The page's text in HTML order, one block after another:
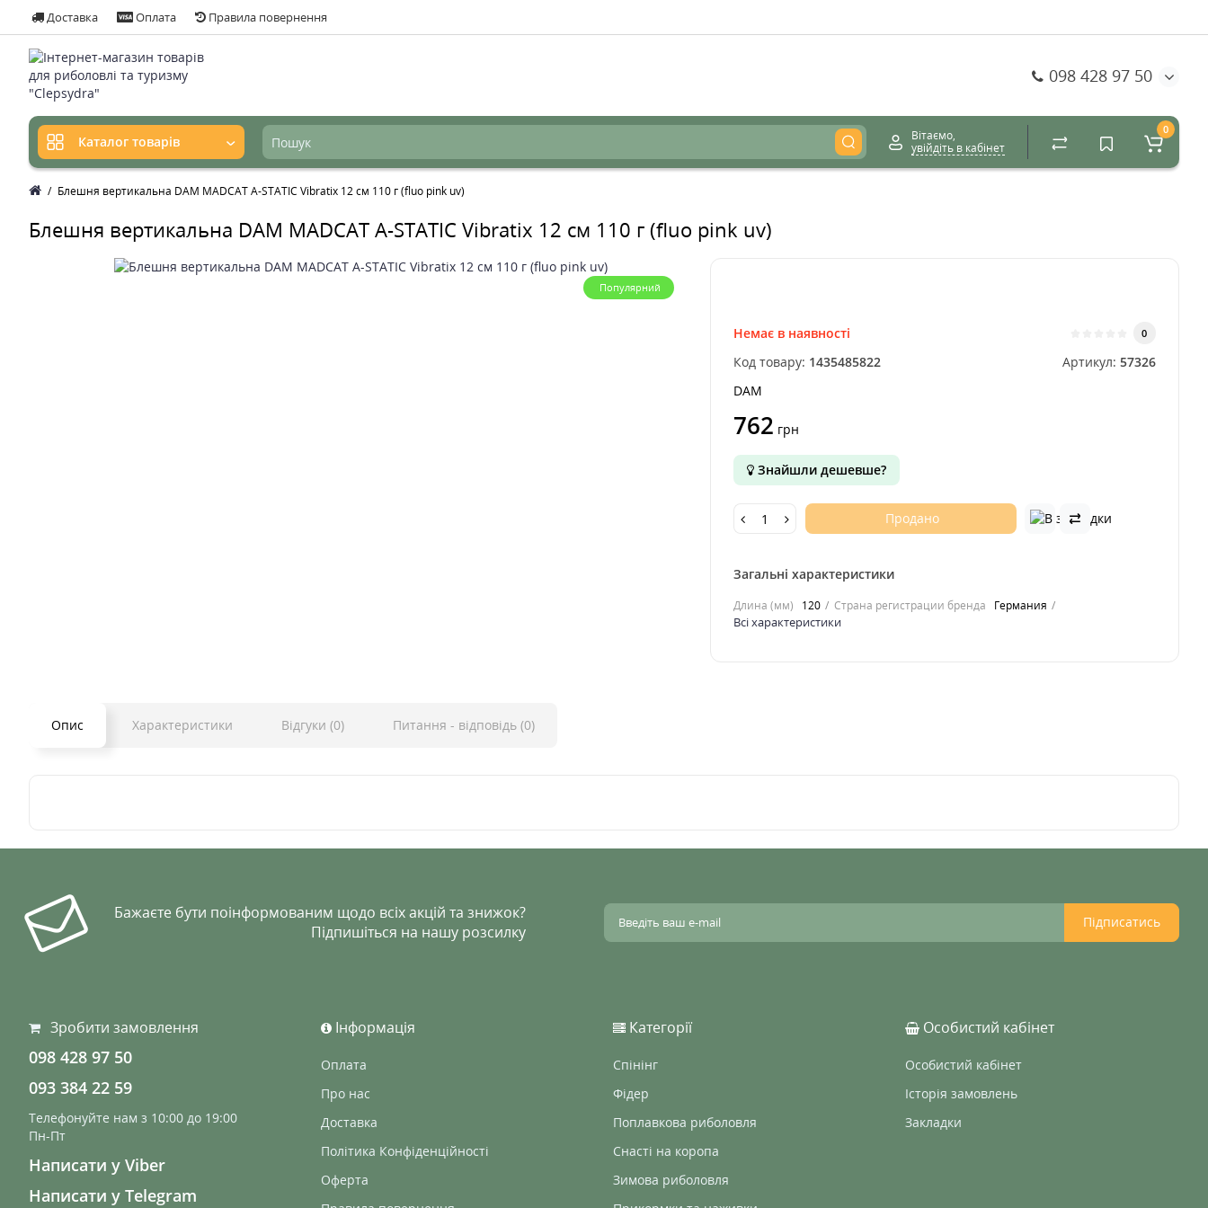
Доставка Оплата Правила повернення
098 428 97 50
Каталог товарів
Вітаємо,
увійдіть в кабінет
0
Блешня вертикальна DAM MADCAT A-STATIC Vibratix 12 см 110 г (fluo pink uv)
Блешня вертикальна DAM MADCAT A-STATIC Vibratix 12 см 110 г (fluo pink uv)
Популярний
Немає в наявності 0
Код товару: 1435485822 Артикул: 57326
DAM
762 грн
Знайшли дешевше?
Продано
Загальні характеристики
Длина (мм) 120 Страна регистрации бренда Германия
Всі характеристики
Опис Характеристики Відгуки (0) Питання - відповідь (0)
Бажаєте бути поінформованим щодо всіх акцій та знижок?
Підпишіться на нашу розсилку
Підписатись
Зробити замовлення
098 428 97 50
093 384 22 59
Телефонуйте нам з 10:00 до 19:00
Пн-Пт
Написати у Viber
Написати у Telegram
Інформація
Оплата
Про нас
Доставка
Політика Конфіденційності
Оферта
Категорії
Спінінг
Фідер
Поплавкова риболовля
Снасті на коропа
Зимова риболовля
Особистий кабінет
Особистий кабінет
Історія замовлень
Закладки